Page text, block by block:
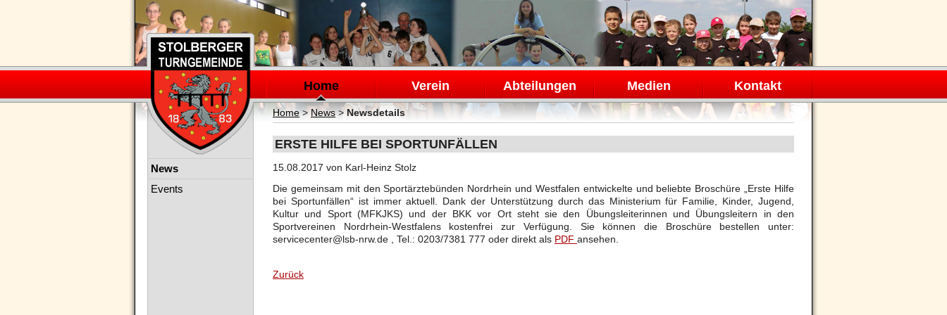
Navigation
überspringen
Home Verein Abteilungen Medien Kontakt
Home> News>Newsdetails
ERSTE HILFE BEI SPORTUNFÄLLEN
15.08.2017 von Karl-Heinz Stolz
Die gemeinsam mit den Sportärztebünden Nordrhein und Westfalen entwickelte und beliebte Broschüre „Erste Hilfe
bei Sportunfällen“ ist immer aktuell. Dank der Unterstützung durch das Ministerium für Familie, Kinder, Jugend,
Kultur und Sport (MFKJKS) und der BKK vor Ort steht sie den Übungsleiterinnen und Übungsleitern in den
Sportvereinen Nordrhein-Westfalens kostenfrei zur Verfügung. Sie können die Broschüre bestellen unter:
servicecenter@lsb-nrw.de , Tel.: 0203/7381 777 oder direkt als PDF ansehen.
Zurück
Navigation
News
Events